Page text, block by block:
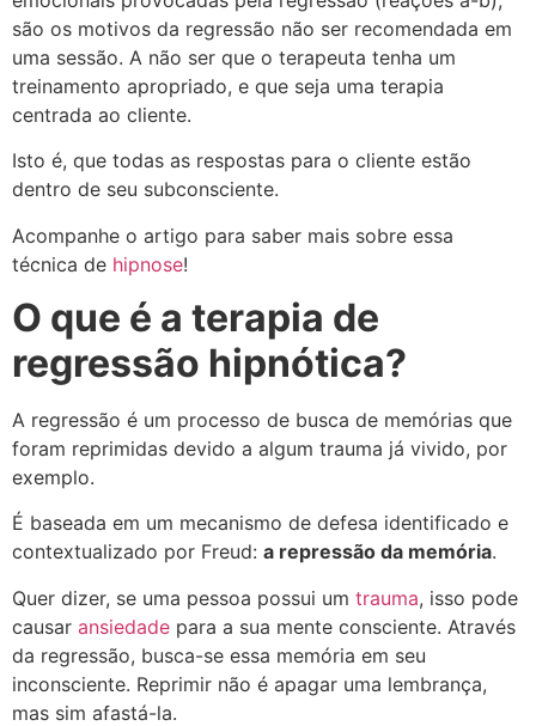
são os motivos da regressão não ser recomendada em
uma sessão. A não ser que o terapeuta tenha um
treinamento apropriado, e que seja uma terapia
centrada ao cliente.
Isto é, que todas as respostas para o cliente estão
dentro de seu subconsciente.
Acompanhe o artigo para saber mais sobre essa
técnica de hipnose!
O que é a terapia de
regressão hipnótica?
A regressão é um processo de busca de memórias que
foram reprimidas devido a algum trauma já vivido, por
exemplo.
É baseada em um mecanismo de defesa identificado e
contextualizado por Freud: a repressão da memória.
Quer dizer, se uma pessoa possui um trauma, isso pode
causar ansiedade para a sua mente consciente. Através
da regressão, busca-se essa memória em seu
inconsciente. Reprimir não é apagar uma lembrança,
mas sim afastá-la.